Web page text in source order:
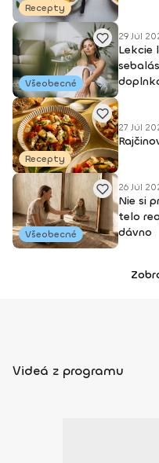
Recepty
Všeobecné
29 Júl
Lekcie
Recepty
27 Júl
Všeobecné
26 Júl
Nie si
telo
dávno
Videá z programu